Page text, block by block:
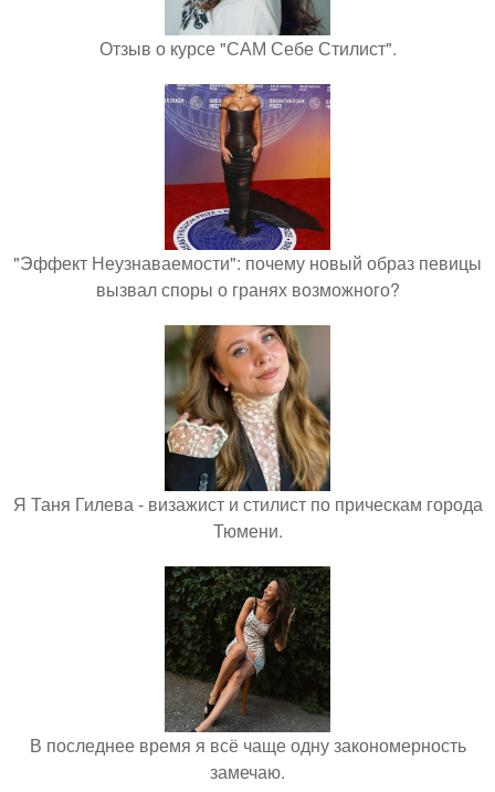
Отзыв о курсе "САМ Себе Стилист".
"Эффект Неузнаваемости": почему новый образ певицы
вызвал споры о гранях возможного?
Я Таня Гилева - визажист и стилист по прическам города
Тюмени.
В последнее время я всё чаще одну закономерность
замечаю.